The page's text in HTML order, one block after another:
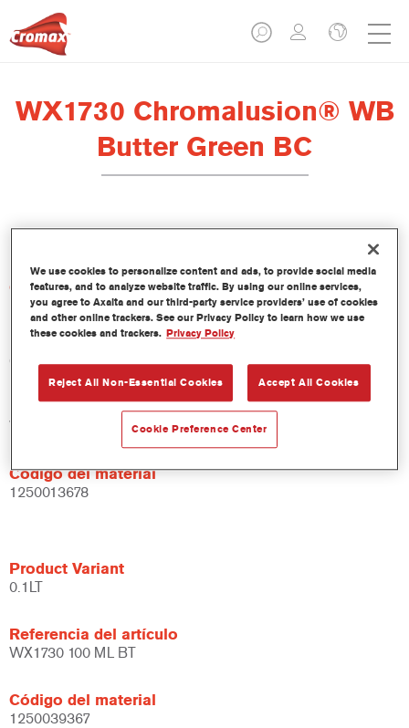
WX1730 Chromalusion® WB
Butter Green BC
Este tinte forma parte de la gama ChromaLusion Base Agua.
Características del producto
Product Variant
0.5LT
Referencia del artículo
WX1730 DW 0.5 LT
Código del material
1250013678
Product Variant
0.1LT
Referencia del artículo
WX1730 100 ML BT
Código del material
1250039367
We use cookies to personalize content and ads, to provide social media
features, and to analyze website traffic. By using our online services,
you agree to Axalta and our third-party service providers’ use of cookies
and other online trackers. See our Privacy Policy to learn how we use
these cookies and trackers. Privacy Policy
Reject All Non-Essential Cookies Accept All Cookies
Cookie Preference Center